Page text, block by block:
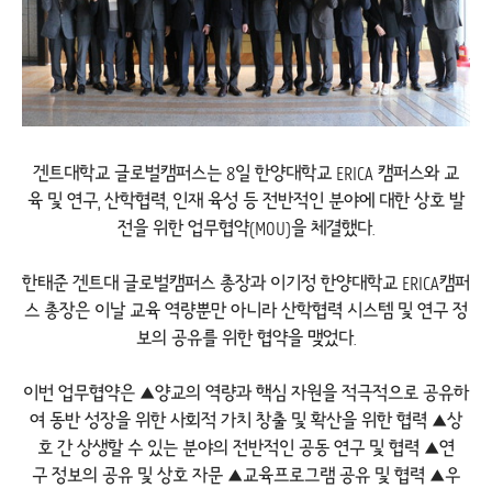
겐트대학교 글로벌캠퍼스는 8일 한양대학교 ERICA 캠퍼스와 교
육 및 연구, 산학협력, 인재 육성 등 전반적인 분야에 대한 상호 발
전을 위한 업무협약(MOU)을 체결했다.
한태준 겐트대 글로벌캠퍼스 총장과 이기정 한양대학교 ERICA캠퍼
스 총장은 이날 교육 역량뿐만 아니라 산학협력 시스템 및 연구 정
보의 공유를 위한 협약을 맺었다.
이번 업무협약은 ▲양교의 역량과 핵심 자원을 적극적으로 공유하
여 동반 성장을 위한 사회적 가치 창출 및 확산을 위한 협력 ▲상
호 간 상생할 수 있는 분야의 전반적인 공동 연구 및 협력 ▲연
구 정보의 공유 및 상호 자문 ▲교육프로그램 공유 및 협력 ▲우